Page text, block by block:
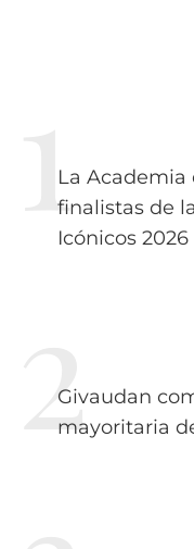
La Academia
finalistas de
Icónicos 2026
Givaudan
mayoritaria